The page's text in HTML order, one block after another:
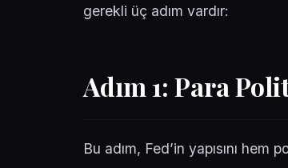
gerekli üç adım vardır:
Adım 1: Para
Bu adım, Fed’in yapısını